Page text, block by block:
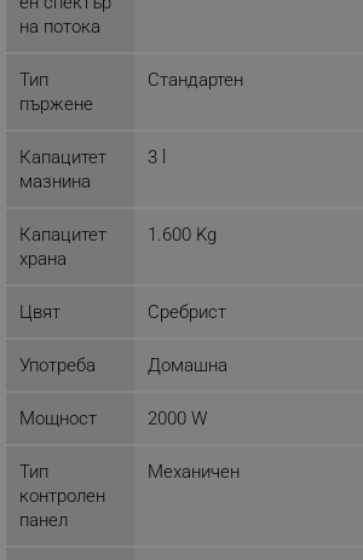
на потока
Тип
пържене
Стандартен
Капацитет
мазнина
3 l
Капацитет
храна
1.600 Kg
Цвят Сребрист
Употреба Домашна
Мощност 2000 W
Тип
контролен
панел
Механичен
Строго необходимо
Некласифицирани
потребителско влизане и
_nzm_nosubscribe_92166-7699